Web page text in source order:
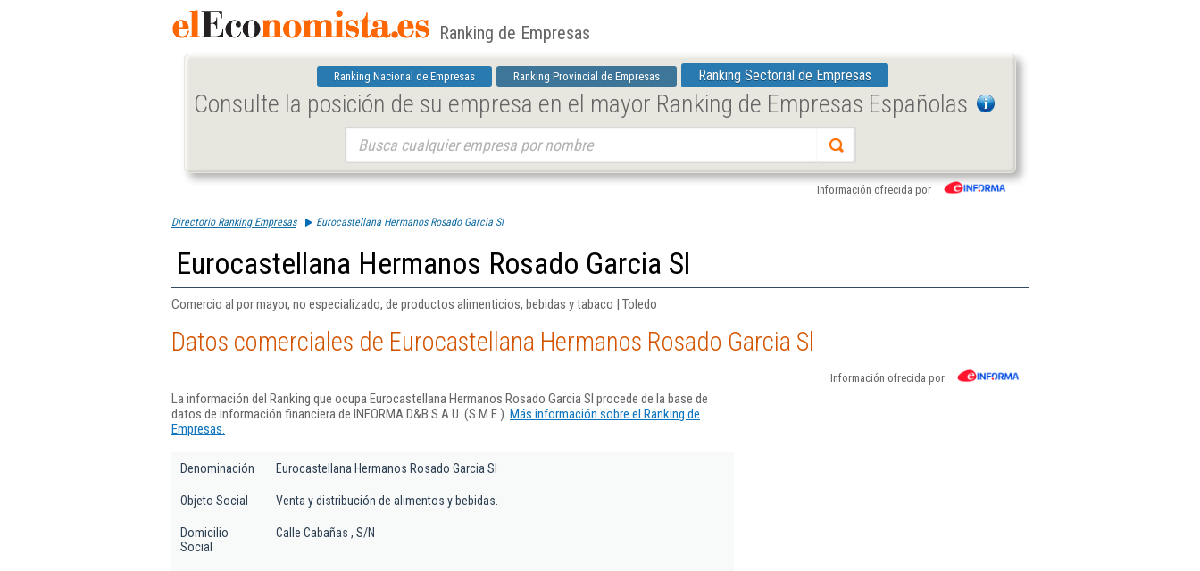
Ranking de Empresas
Ranking Nacional de Empresas Ranking Provincial de Empresas Ranking Sectorial de Empresas
Consulte la posición de su empresa en el mayor Ranking de Empresas Españolas
Información ofrecida por
Directorio Ranking Empresas Eurocastellana Hermanos Rosado Garcia Sl
Eurocastellana Hermanos Rosado Garcia Sl
Comercio al por mayor, no especializado, de productos alimenticios, bebidas y tabaco | Toledo
Datos comerciales de Eurocastellana Hermanos Rosado Garcia Sl
Información ofrecida por
La información del Ranking que ocupa Eurocastellana Hermanos Rosado Garcia Sl procede de la base de
datos de información financiera de INFORMA D&B S.A.U. (S.M.E.). Más información sobre el Ranking de
Empresas.
Denominación Eurocastellana Hermanos Rosado Garcia Sl
Objeto Social Venta y distribución de alimentos y bebidas.
Domicilio
Social
Calle Cabañas , S/N